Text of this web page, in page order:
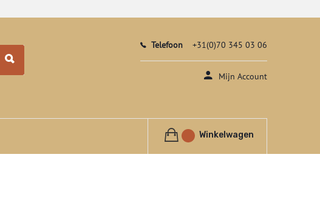
Telefoon +31(0)70 345 03 06
Mijn Account
Winkelwagen